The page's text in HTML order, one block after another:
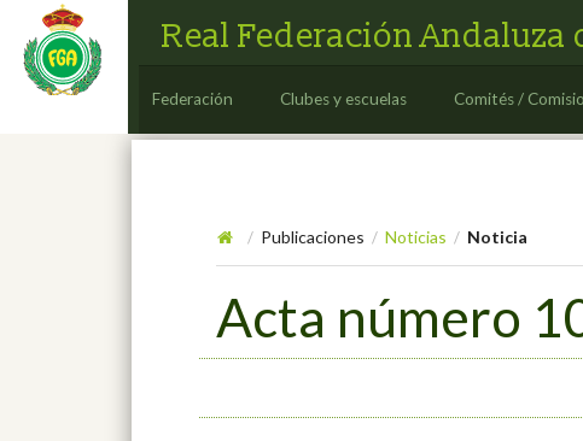
Real Federación Andaluza
Federación Clubes y escuelas Comités /
/ Publicaciones / Noticias / Noticia
Acta número